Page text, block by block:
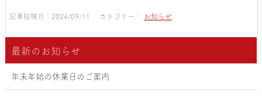
記事投稿日：2024/09/11 カテゴリー： お知らせ
最新のお知らせ
年末年始の休業日のご案内